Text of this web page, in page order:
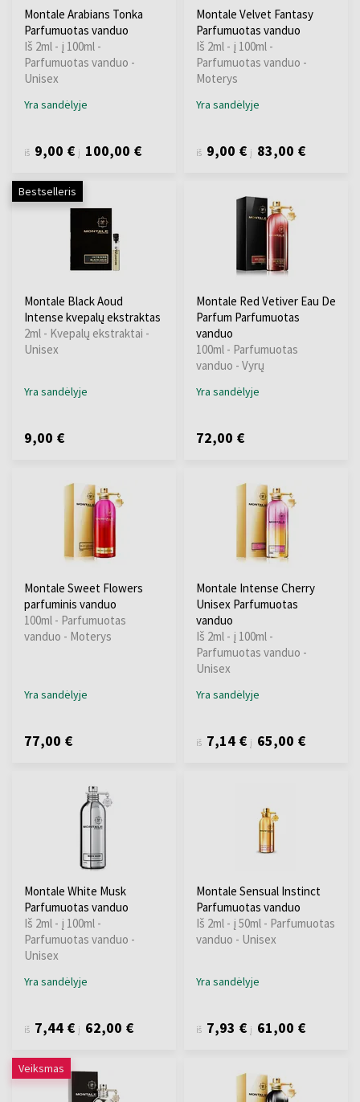
Montale Arabians Tonka
Parfumuotas vanduo
Iš 2ml - į 100ml -
Parfumuotas vanduo -
Unisex
Yra sandėlyje
iš 9,00 € į 100,00 €
Montale Velvet Fantasy
Parfumuotas vanduo
Iš 2ml - į 100ml -
Parfumuotas vanduo -
Moterys
Yra sandėlyje
iš 9,00 € į 83,00 €
Bestselleris
Montale Black Aoud
Intense kvepalų ekstraktas
2ml - Kvepalų ekstraktai -
Unisex
Yra sandėlyje
9,00 €
Montale Red Vetiver Eau De
Parfum Parfumuotas
vanduo
100ml - Parfumuotas
vanduo - Vyrų
Yra sandėlyje
72,00 €
Montale Sweet Flowers
parfuminis vanduo
100ml - Parfumuotas
vanduo - Moterys
Yra sandėlyje
77,00 €
Montale Intense Cherry
Unisex Parfumuotas
vanduo
Iš 2ml - į 100ml -
Parfumuotas vanduo -
Unisex
Yra sandėlyje
iš 7,14 € į 65,00 €
Montale White Musk
Parfumuotas vanduo
Iš 2ml - į 100ml -
Parfumuotas vanduo -
Unisex
Yra sandėlyje
iš 7,44 € į 62,00 €
Montale Sensual Instinct
Parfumuotas vanduo
Iš 2ml - į 50ml - Parfumuotas
vanduo - Unisex
Yra sandėlyje
iš 7,93 € į 61,00 €
Veiksmas